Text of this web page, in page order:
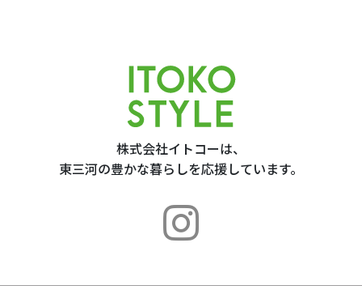
株式会社イトコーは、
東三河の豊かな暮らしを応援しています。